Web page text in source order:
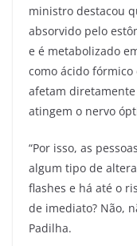
ministro destacou
absorvido pelo
e é metabolizado
como ácido fórmico
afetam
atingem o nervo
“Por isso, as
algum tipo de
flashes e há até o
de imediato? Não,
Padilha.